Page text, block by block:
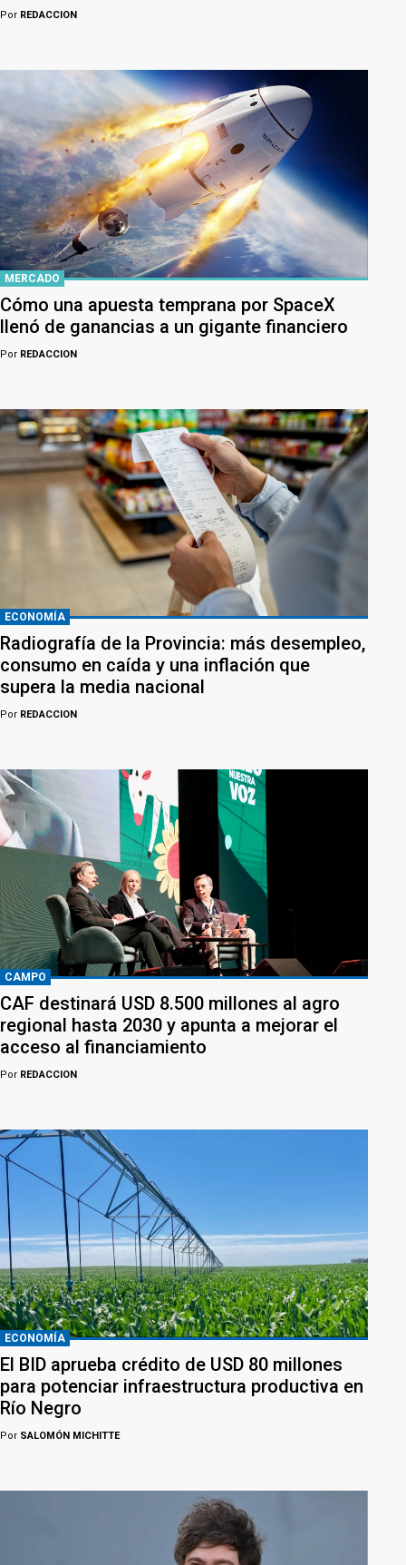
Por REDACCION
MERCADO
Cómo una apuesta temprana por SpaceX
llenó de ganancias a un gigante financiero
Por REDACCION
ECONOMÍA
Radiografía de la Provincia: más desempleo,
consumo en caída y una inflación que
supera la media nacional
Por REDACCION
CAMPO
CAF destinará USD 8.500 millones al agro
regional hasta 2030 y apunta a mejorar el
acceso al financiamiento
Por REDACCION
ECONOMÍA
El BID aprueba crédito de USD 80 millones
para potenciar infraestructura productiva en
Río Negro
Por SALOMÓN MICHITTE